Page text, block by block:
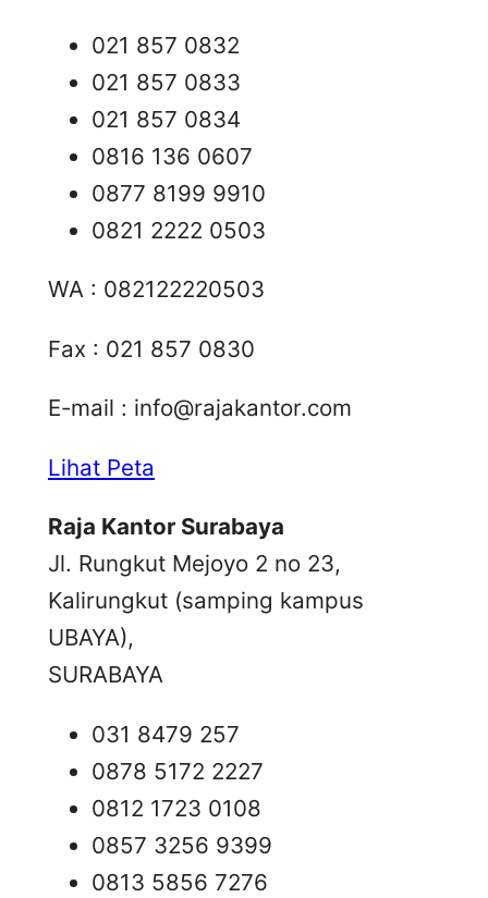
021 857 0832
021 857 0833
021 857 0834
0816 136 0607
0877 8199 9910
0821 2222 0503
WA : 082122220503
Fax : 021 857 0830
E-mail : info@rajakantor.com
Lihat Peta
Raja Kantor Surabaya
Jl. Rungkut Mejoyo 2 no 23,
Kalirungkut (samping kampus
UBAYA),
SURABAYA
031 8479 257
0878 5172 2227
0812 1723 0108
0857 3256 9399
0813 5856 7276